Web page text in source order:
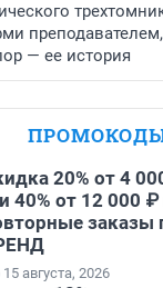
— ее история
20% от 4
40% от 12 000
заказы
августа, 2026